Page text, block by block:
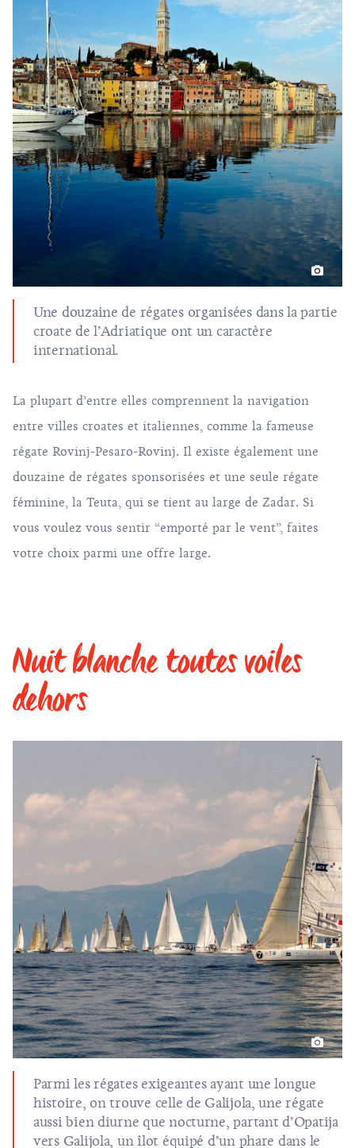
Une douzaine de régates organisées dans la partie
croate de l’Adriatique ont un caractère
international.
La plupart d’entre elles comprennent la navigation
entre villes croates et italiennes, comme la fameuse
régate Rovinj-Pesaro-Rovinj. Il existe également une
douzaine de régates sponsorisées et une seule régate
féminine, la Teuta, qui se tient au large de Zadar. Si
vous voulez vous sentir “emporté par le vent”, faites
votre choix parmi une offre large.
Nuit blanche toutes voiles
dehors
Parmi les régates exigeantes ayant une longue
histoire, on trouve celle de Galijola, une régate
aussi bien diurne que nocturne, partant d’Opatija
vers Galijola, un îlot équipé d’un phare dans le